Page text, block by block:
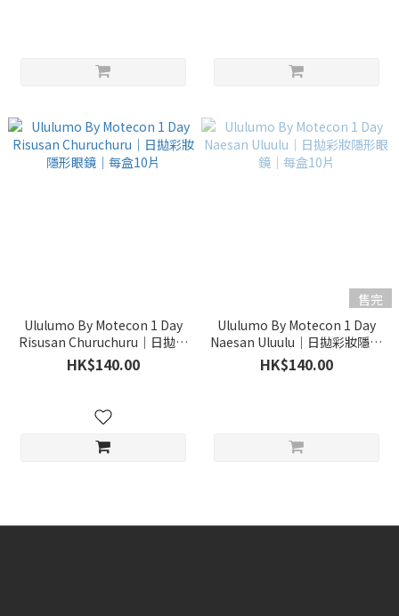
Ululumo By Motecon 1 Day
Risusan Churuchuru｜日拋彩
妝隱形眼鏡｜每盒10片
HK$140.00
售完
Ululumo By Motecon 1 Day
Naesan Uluulu｜日拋彩妝隱形
眼鏡｜每盒10片
HK$140.00